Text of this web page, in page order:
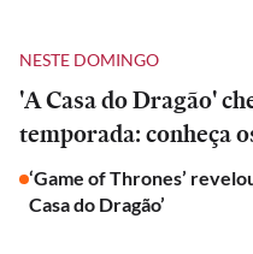
NESTE DOMINGO
'A Casa do Dragão'
temporada: conheça
‘Game of Thrones’
Casa do Dragão’